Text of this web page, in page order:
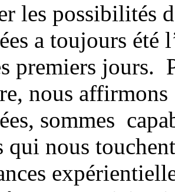
les possibilités
a toujours été
premiers jours.
nous
sommes
qui nous